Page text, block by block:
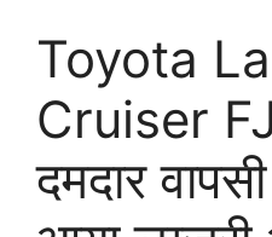
Toyota
Cruiser
दमदार